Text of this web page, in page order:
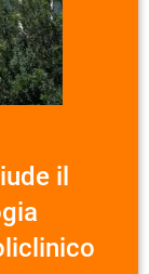
il